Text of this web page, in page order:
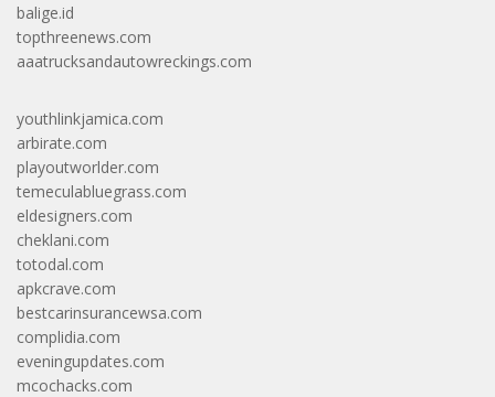
balige.id
topthreenews.com
aaatrucksandautowreckings.com
youthlinkjamica.com
arbirate.com
playoutworlder.com
temeculabluegrass.com
eldesigners.com
cheklani.com
totodal.com
apkcrave.com
bestcarinsurancewsa.com
complidia.com
eveningupdates.com
mcochacks.com